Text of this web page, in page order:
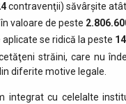
contravenţii) săvârşite
valoare de peste
se ridică la peste
străini, care nu
diferite motive legale.
integrat cu celelalte